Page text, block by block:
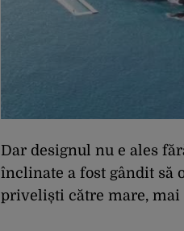
Dar designul nu e ales
înclinate a fost gândit să
priveliști către mare,